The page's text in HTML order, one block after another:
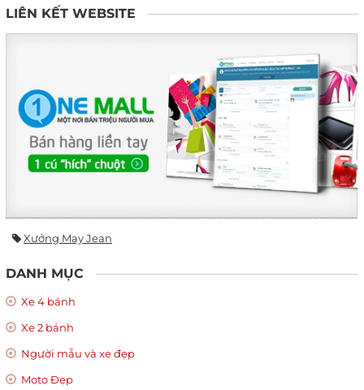
LIÊN KẾT WEBSITE
Xưởng May Jean
DANH MỤC
Xe 4 bánh
Xe 2 bánh
Người mẫu và xe đẹp
Moto Đẹp